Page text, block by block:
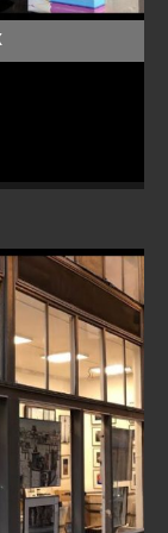
de cahier
en France.
la Bonbon au
de
les meilleurs
Le résultat ?
en royaume
cet
À la tête de
sur ce
ce que les
Il a raison !